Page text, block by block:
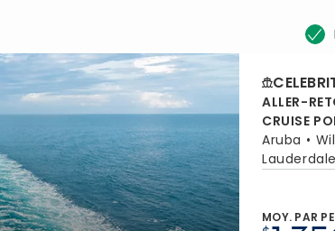
ALLER-
CRUISE
Aruba
MOY. PAR